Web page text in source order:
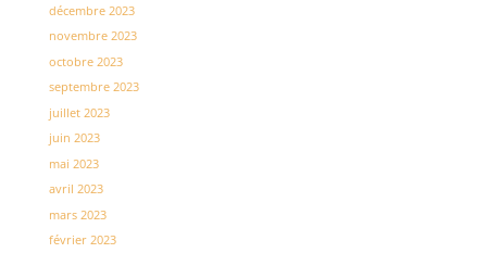
décembre 2023
novembre 2023
octobre 2023
septembre 2023
juillet 2023
juin 2023
mai 2023
avril 2023
mars 2023
février 2023